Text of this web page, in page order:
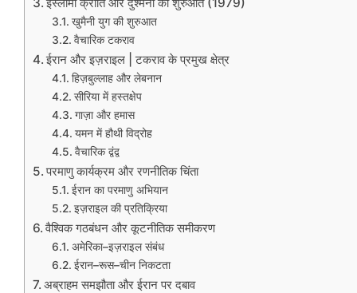
खुमैनी युग की शुरुआत
वैचारिक टकराव
ईरान और इज़राइल | टकराव के प्रमुख क्षेत्र
हिज़बुल्लाह और लेबनान
सीरिया में हस्तक्षेप
गाज़ा और हमास
यमन में हौथी विद्रोह
वैचारिक द्वंद्व
परमाणु कार्यक्रम और रणनीतिक चिंता
ईरान का परमाणु अभियान
इज़राइल की प्रतिक्रिया
वैश्विक गठबंधन और कूटनीतिक समीकरण
अमेरिका–इज़राइल संबंध
ईरान–रूस–चीन निकटता
अब्राहम समझौता और ईरान पर दबाव